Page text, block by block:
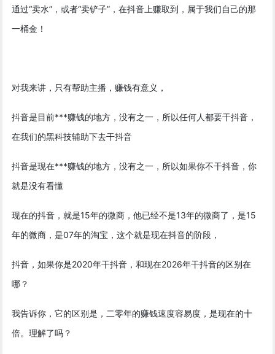
通过“卖水”，或者“卖铲子”，在抖音上赚取到，属于我们自己的那
一桶金！
对我来讲，只有帮助主播，赚钱有意义，
抖音是目前***赚钱的地方，没有之一，所以任何人都要干抖音，
在我们的黑科技辅助下去干抖音
抖音是现在***赚钱的地方，没有之一，所以如果你不干抖音，你
就是没有看懂
现在的抖音，就是15年的微商，他已经不是13年的微商了，是15
年的微商，是07年的淘宝，这个就是现在抖音的阶段，
抖音，如果你是2020年干抖音，和现在2026年干抖音的区别在
哪？
我告诉你，它的区别是，二零年的赚钱速度容易度，是现在的十
倍。理解了吗？